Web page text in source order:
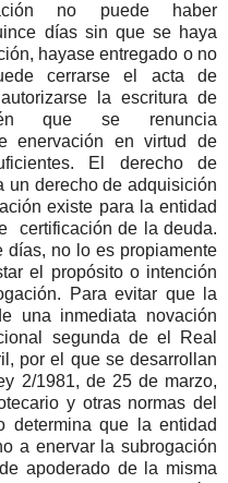
no puede haber
días sin que se haya
hayase entregado o no
cerrarse el acta de
la escritura de
que se renuncia
enervación en virtud de
El derecho de
un derecho de adquisición
existe para la entidad
certificación de la deuda.
días, no lo es propiamente
el propósito o intención
Para evitar que la
una inmediata novación
segunda de el Real
por el que se desarrollan
2/1981, de 25 de marzo,
y otras normas del
determina que la entidad
a enervar la subrogación
apoderado de la misma